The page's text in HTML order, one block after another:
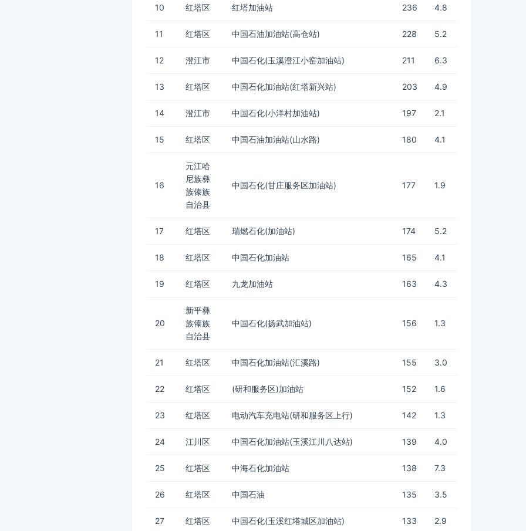
10 红塔区 红塔加油站 236 4.8
11 红塔区 中国石油加油站(高仓站) 228 5.2
12 澄江市 中国石化(玉溪澄江小窑加油站) 211 6.3
13 红塔区 中国石化加油站(红塔新兴站) 203 4.9
14 澄江市 中国石化(小洋村加油站) 197 2.1
15 红塔区 中国石油加油站(山水路) 180 4.1
16
元江哈
尼族彝
族傣族
自治县
中国石化(甘庄服务区加油站) 177 1.9
17 红塔区 瑞燃石化(加油站) 174 5.2
18 红塔区 中国石化加油站 165 4.1
19 红塔区 九龙加油站 163 4.3
20
新平彝
族傣族
自治县
中国石化(扬武加油站) 156 1.3
21 红塔区 中国石化加油站(汇溪路) 155 3.0
22 红塔区 (研和服务区)加油站 152 1.6
23 红塔区 电动汽车充电站(研和服务区上行) 142 1.3
24 江川区 中国石化加油站(玉溪江川八达站) 139 4.0
25 红塔区 中海石化加油站 138 7.3
26 红塔区 中国石油 135 3.5
27 红塔区 中国石化(玉溪红塔城区加油站) 133 2.9